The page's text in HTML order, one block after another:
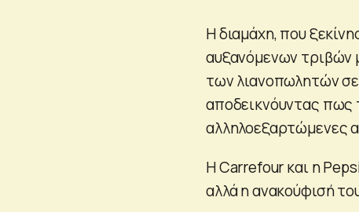
Η διαμάχη, που
αυξανόμενων τριβών
των λιανοπωλητών σε
αποδεικνόυντας πως
αλληλοεξαρτώμενες
Η Carrefour και η
αλλά η ανακούφισή